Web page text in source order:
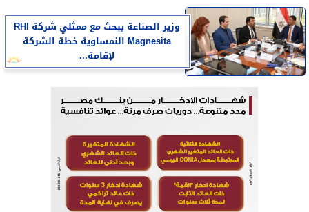
وزير الصناعة يبحث مع ممثلي شركة RHI
Magnesita النمساوية خطة الشركة
لإقامة...